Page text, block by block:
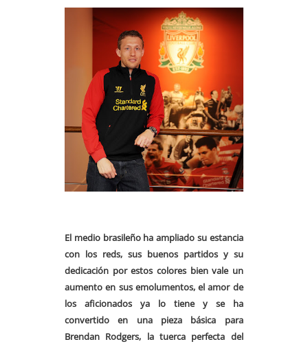
El medio brasileño ha ampliado su estancia
con los reds, sus buenos partidos y su
dedicación por estos colores bien vale un
aumento en sus emolumentos, el amor de
los aficionados ya lo tiene y se ha
convertido en una pieza básica para
Brendan Rodgers, la tuerca perfecta del